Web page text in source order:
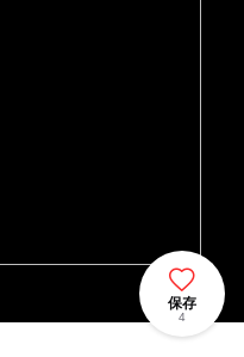
保存
4